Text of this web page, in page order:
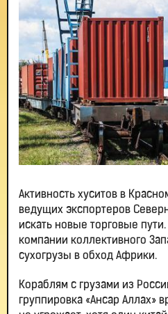
Активность хуситов в
ведущих экспортеров
искать новые торговые
компании коллективного
сухогрузы в обход Африки.
Кораблям с грузами из
группировка «Ансар Аллах»